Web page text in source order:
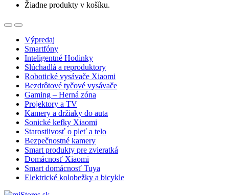
Žiadne produkty v košíku.
OpenClose
Výpredaj
Smartfóny
Inteligentné Hodinky
Slúchadlá a reproduktory
Robotické vysávače Xiaomi
Bezdrôtové tyčové vysávače
Gaming – Herná zóna
Projektory a TV
Kamery a držiaky do auta
Sonické kefky Xiaomi
Starostlivosť o pleť a telo
Bezpečnostné kamery
Smart produkty pre zvieratká
Domácnosť Xiaomi
Smart domácnosť Tuya
Elektrické kolobežky a bicykle